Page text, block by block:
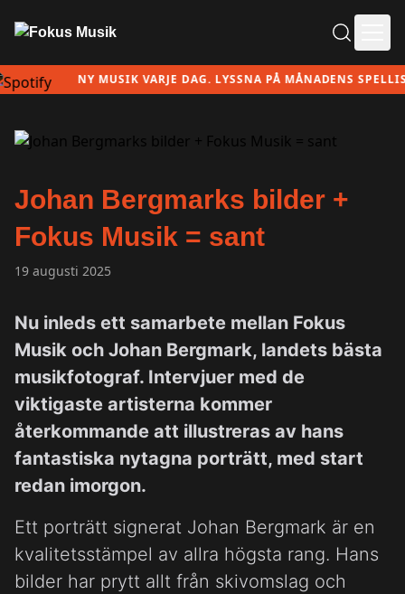
NY MUSIK VARJE DAG. LYSSNA PÅ MÅNADENS
Johan Bergmarks bilder +
Fokus Musik = sant
19 augusti 2025
Nu inleds ett samarbete mellan Fokus
Musik och Johan Bergmark, landets bästa
musikfotograf. Intervjuer med de
viktigaste artisterna kommer
återkommande att illustreras av hans
fantastiska nytagna porträtt, med start
redan imorgon.
Ett porträtt signerat Johan Bergmark är en
kvalitetsstämpel av allra högsta rang. Hans
bilder har prytt allt från skivomslag och